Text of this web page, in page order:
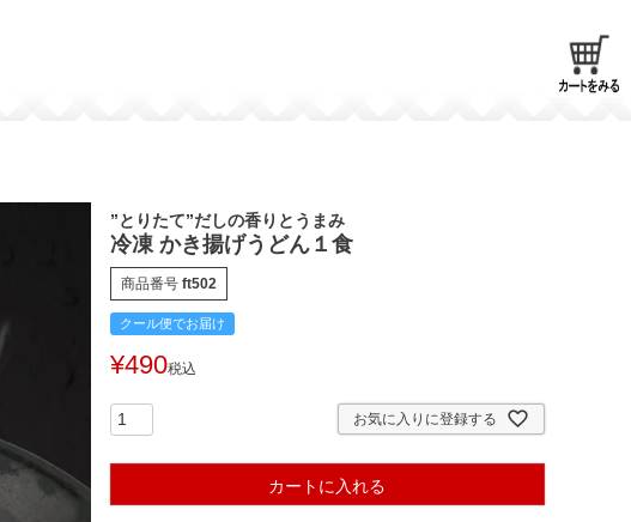
”とりたて”だしの香りとうまみ
冷凍 かき揚げうどん１食
商品番号 ft502
クール便でお届け
¥490税込
お気に入りに登録する
カートに入れる